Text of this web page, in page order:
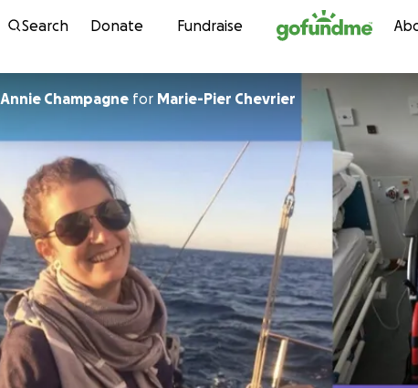
Skip to content
Search Donate Fundraise
Annie Champagne for Marie-Pier Chevrier